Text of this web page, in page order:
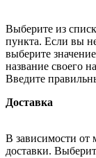
Выберите из
пункта. Если вы
выберите
название своего
Введите
Доставка
В зависимости от
доставки.